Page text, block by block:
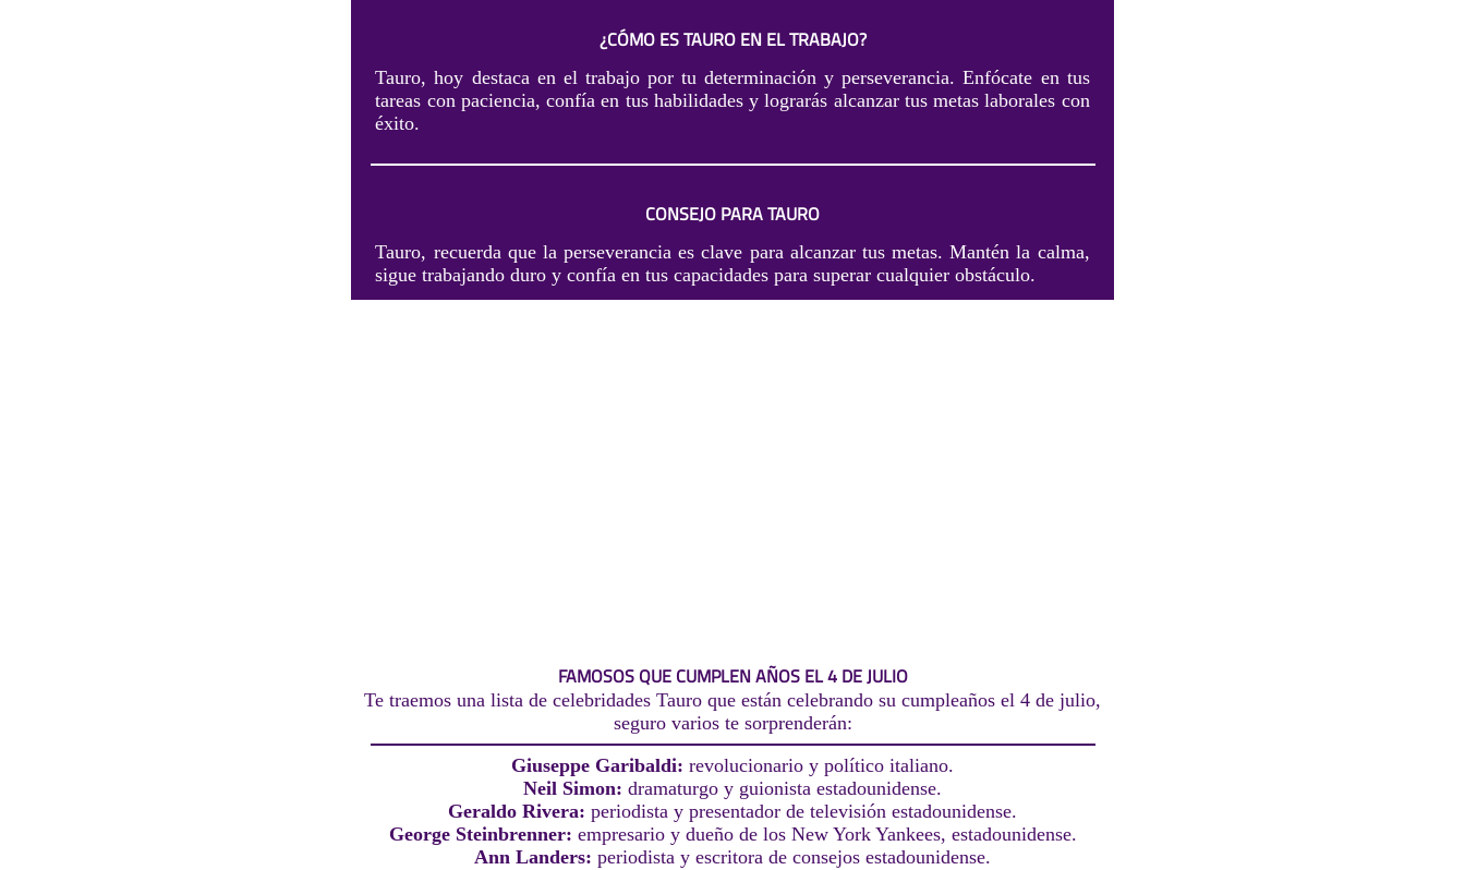
¿CÓMO ES TAURO EN EL TRABAJO?
Tauro, hoy destaca en el trabajo por tu determinación y perseverancia. Enfócate en tus
tareas con paciencia, confía en tus habilidades y lograrás alcanzar tus metas laborales con
éxito.
CONSEJO PARA TAURO
Tauro, recuerda que la perseverancia es clave para alcanzar tus metas. Mantén la calma,
sigue trabajando duro y confía en tus capacidades para superar cualquier obstáculo.
FAMOSOS QUE CUMPLEN AÑOS EL 4 DE JULIO
Te traemos una lista de celebridades Tauro que están celebrando su cumpleaños el 4 de julio,
seguro varios te sorprenderán:
Giuseppe Garibaldi: revolucionario y político italiano.
Neil Simon: dramaturgo y guionista estadounidense.
Geraldo Rivera: periodista y presentador de televisión estadounidense.
George Steinbrenner: empresario y dueño de los New York Yankees, estadounidense.
Ann Landers: periodista y escritora de consejos estadounidense.